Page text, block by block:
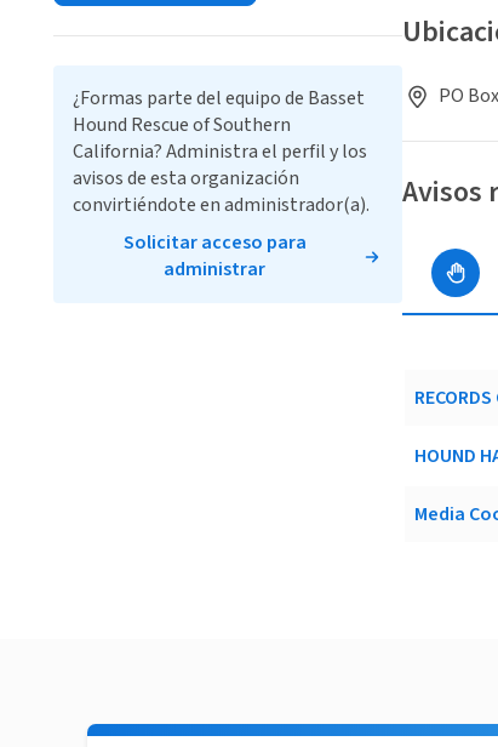
PO
Avisos
HOUND
Media
¿Formas parte del equipo de Basset
Hound Rescue of Southern
California? Administra el perfil y los
avisos de esta organización
convirtiéndote en administrador(a).
Solicitar acceso para
administrar